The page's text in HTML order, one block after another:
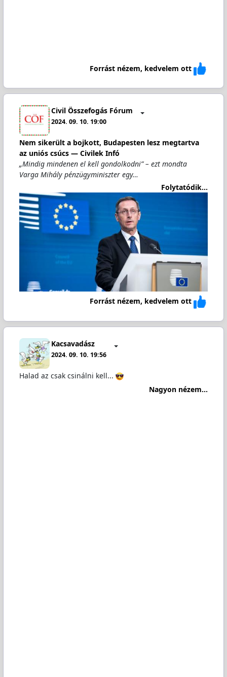
Forrást nézem, kedvelem ott
Civil Összefogás Fórum
2024. 09. 10. 19:00
Nem sikerült a bojkott, Budapesten lesz megtartva
az uniós csúcs — Civilek Infó
„Mindig mindenen el kell gondolkodni” – ezt mondta
Varga Mihály pénzügyminiszter egy…
Folytatódik...
Forrást nézem, kedvelem ott
Kacsavadász
2024. 09. 10. 19:56
Halad az csak csinálni kell...
Nagyon nézem...